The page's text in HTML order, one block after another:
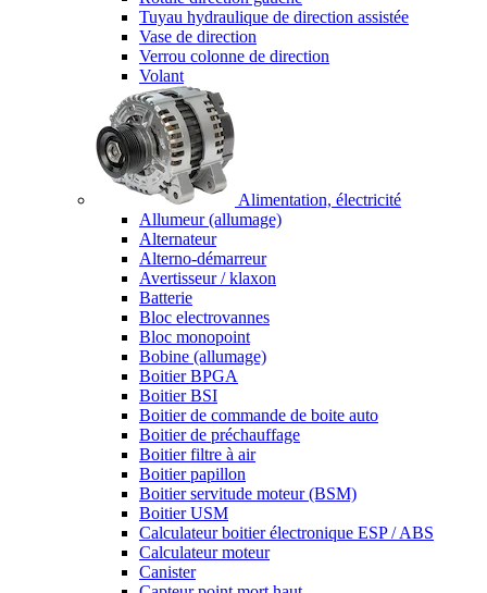
Tuyau hydraulique de direction assistée
Vase de direction
Verrou colonne de direction
Volant
Alimentation, électricité
Allumeur (allumage)
Alternateur
Alterno-démarreur
Avertisseur / klaxon
Batterie
Bloc electrovannes
Bloc monopoint
Bobine (allumage)
Boitier BPGA
Boitier BSI
Boitier de commande de boite auto
Boitier de préchauffage
Boitier filtre à air
Boitier papillon
Boitier servitude moteur (BSM)
Boitier USM
Calculateur boitier électronique ESP / ABS
Calculateur moteur
Canister